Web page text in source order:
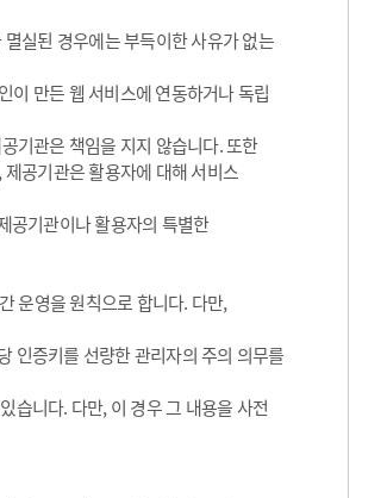
실된 경우에는 부득이한 사유가 없는
이 만든 웹 서비스에 연동하거나 독립
기관은 책임을 지지 않습니다. 또한
공기관은 활용자에 대해 서비스
공기관이나 활용자의 특별한
운영을 원칙으로 합니다. 다만,
인증키를 선량한 관리자의 주의 의무를
습니다. 다만, 이 경우 그 내용을 사전